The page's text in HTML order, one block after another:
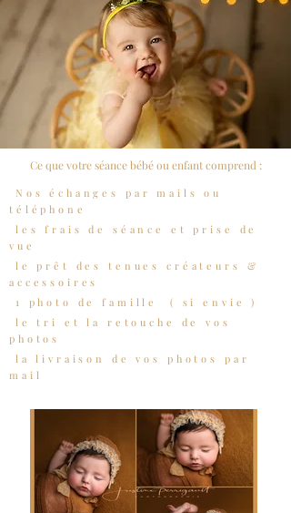
Ce que votre séance bébé ou enfant comprend :
Nos échanges par mails ou
téléphone
les frais de séance et prise de
vue
le prêt des tenues créateurs &
accessoires
1 photo de famille
( si envie )
le tri et la retouche de vos
photos
la livraison de vos photos par
mail